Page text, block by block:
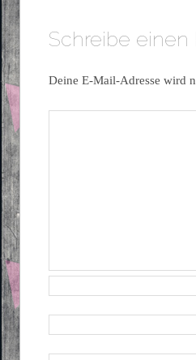
Schreibe einen
Deine E-Mail-Adresse wird